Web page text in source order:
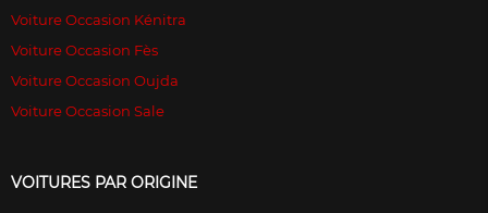
Voiture Occasion Kénitra
Voiture Occasion Fès
Voiture Occasion Oujda
Voiture Occasion Sale
VOITURES PAR ORIGINE